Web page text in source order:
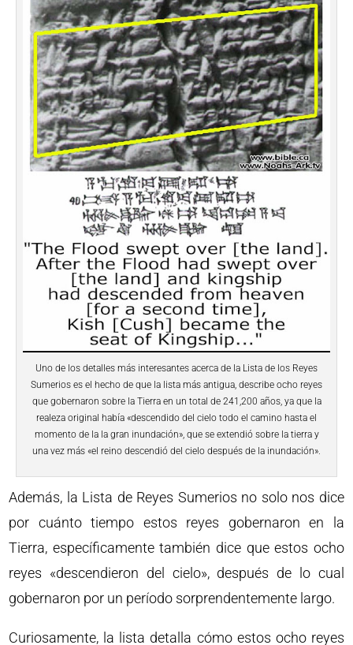
Uno de los detalles más interesantes acerca de la Lista de los Reyes
Sumerios es el hecho de que la lista más antigua, describe ocho reyes
que gobernaron sobre la Tierra en un total de 241,200 años, ya que la
realeza original había «descendido del cielo todo el camino hasta el
momento de la la gran inundación», que se extendió sobre la tierra y
una vez más «el reino descendió del cielo después de la inundación».
Además, la Lista de Reyes Sumerios no solo nos dice
por cuánto tiempo estos reyes gobernaron en la
Tierra, específicamente también dice que estos ocho
reyes «descendieron del cielo», después de lo cual
gobernaron por un período sorprendentemente largo.
Curiosamente, la lista detalla cómo estos ocho reyes